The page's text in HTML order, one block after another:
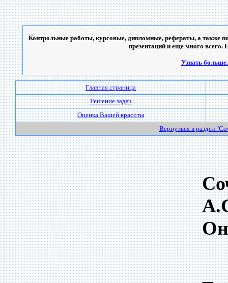
Контрольные работы, курсовые, дипломные, рефераты, а также
презентаций и еще много всего.
Узнать
Главная страница
Решение задач
Оценка Вашей красоты
Вернуться в раздел